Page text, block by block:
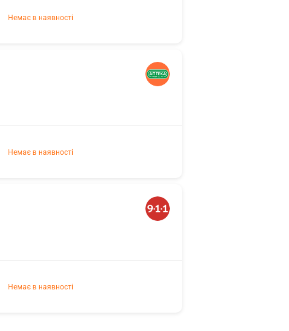
Немає в наявності
Немає в наявності
Немає в наявності